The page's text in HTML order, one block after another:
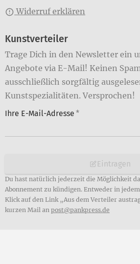
Widerruf erklären
Kunstverteiler
Trage Dich in den Newsletter ein
Angebote via E-Mail! Keinen
ausschließlich sorgfältig
Kunstspezialitäten. Versprochen!
Ihre E-Mail-Adresse *
Eintragen
Du hast natürlich jederzeit die Möglichkeit
Abonnement zu kündigen. Entweder in
Klick auf den Link „Aus dem Verteiler
kurzen Mail an post@pankpress.de